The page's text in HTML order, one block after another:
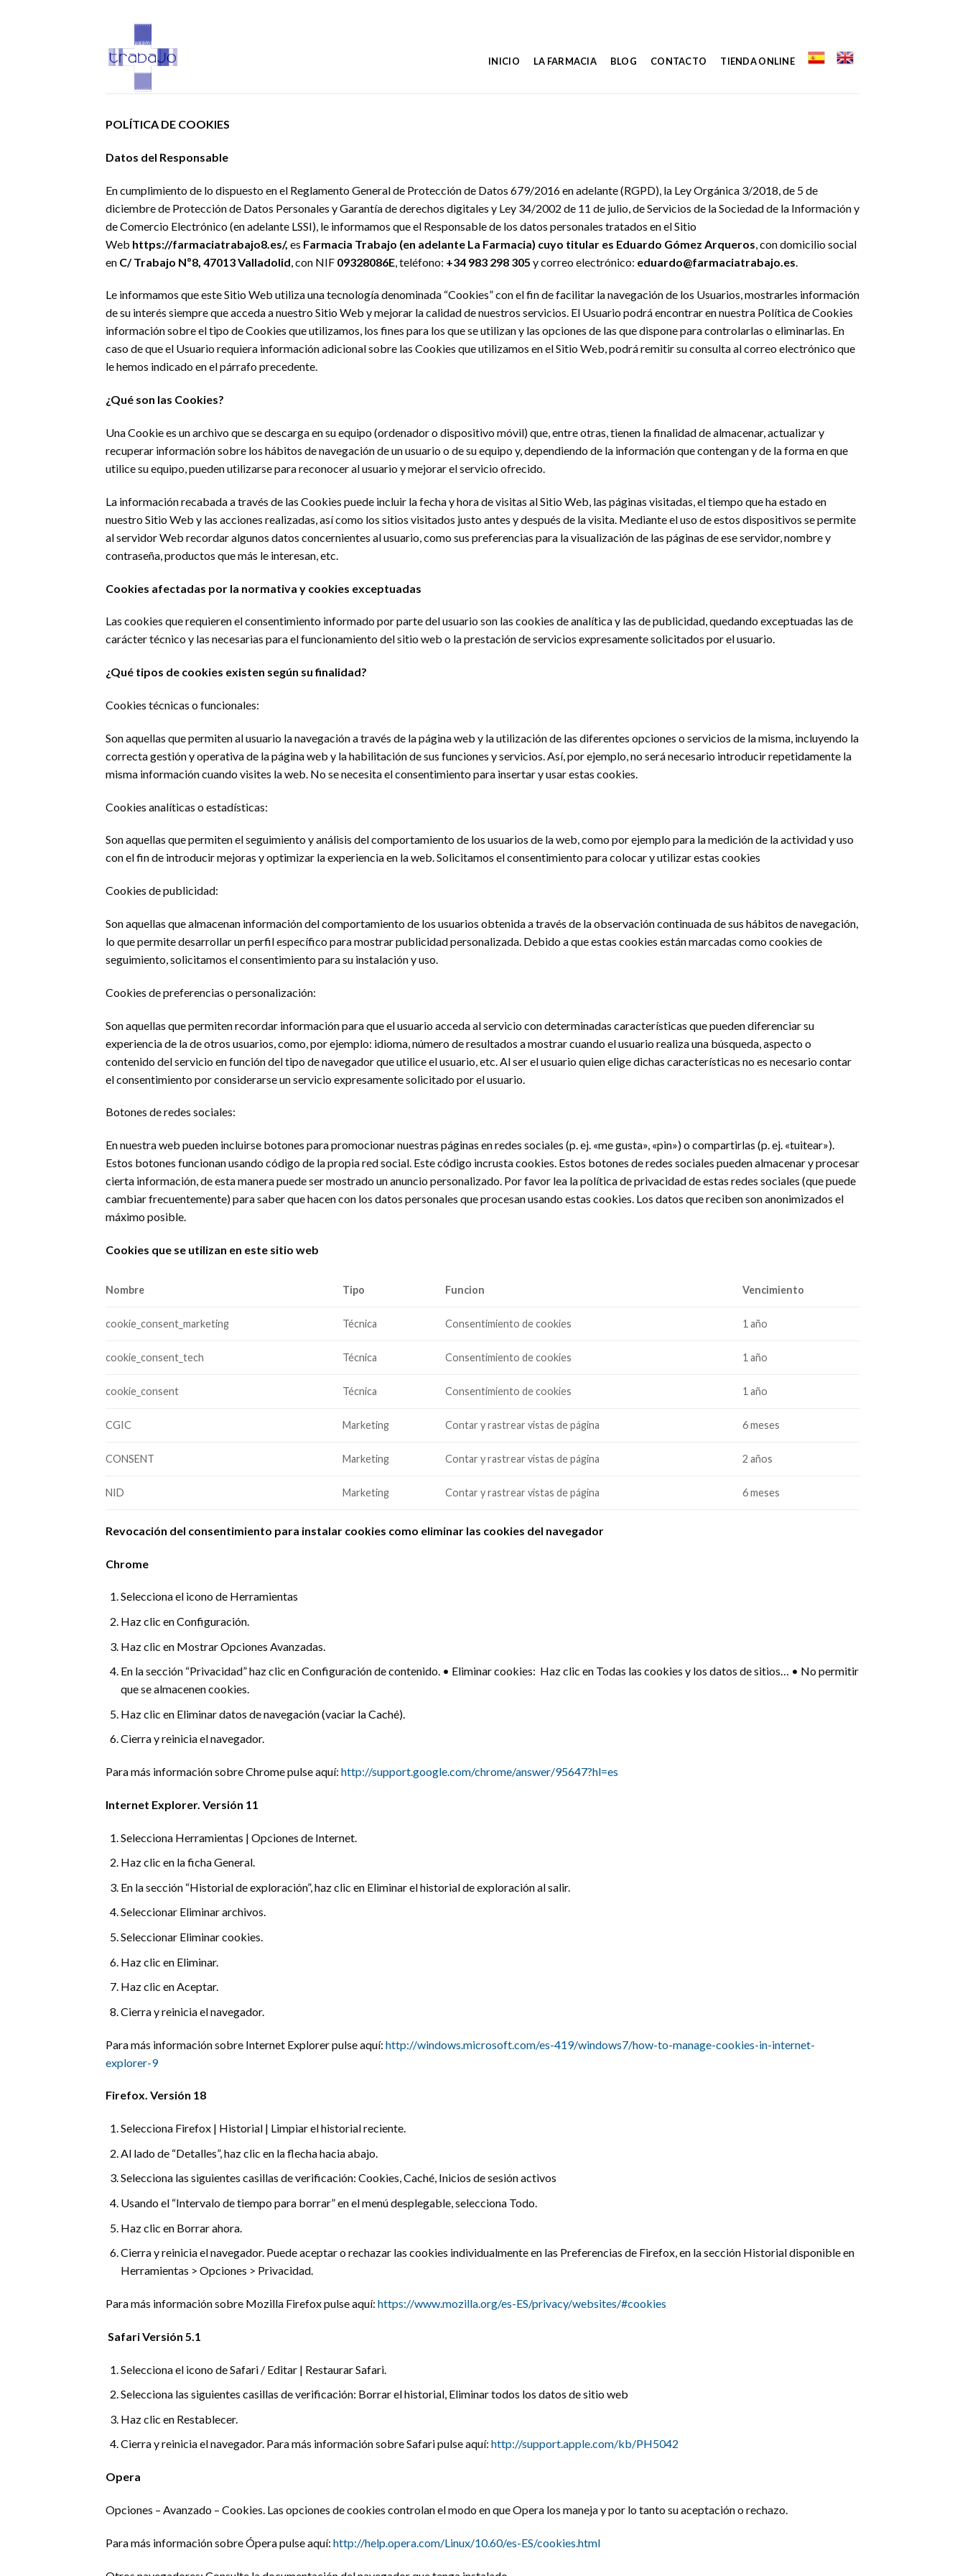
INICIO LA FARMACIA BLOG CONTACTO TIENDA ONLINE
POLÍTICA DE COOKIES
Datos del Responsable
En cumplimiento de lo dispuesto en el Reglamento General de Protección de Datos 679/2016 en adelante (RGPD), la Ley Orgánica 3/2018, de 5 de
diciembre de Protección de Datos Personales y Garantía de derechos digitales y Ley 34/2002 de 11 de julio, de Servicios de la Sociedad de la Información y
de Comercio Electrónico (en adelante LSSI), le informamos que el Responsable de los datos personales tratados en el Sitio
Web https://farmaciatrabajo8.es/, es Farmacia Trabajo (en adelante La Farmacia) cuyo titular es Eduardo Gómez Arqueros , con domicilio social
en C/ Trabajo Nº8, 47013 Valladolid , con NIF 09328086E , teléfono: +34 983 298 305 y correo electrónico: eduardo@farmaciatrabajo.es
Le informamos que este Sitio Web utiliza una tecnología denominada “Cookies” con el fin de facilitar la navegación de los Usuarios, mostrarles información
de su interés siempre que acceda a nuestro Sitio Web y mejorar la calidad de nuestros servicios. El Usuario podrá encontrar en nuestra Política de Cookies
información sobre el tipo de Cookies que utilizamos, los fines para los que se utilizan y las opciones de las que dispone para controlarlas o eliminarlas. En
caso de que el Usuario requiera información adicional sobre las Cookies que utilizamos en el Sitio Web, podrá remitir su consulta al correo electrónico que
le hemos indicado en el párrafo precedente.
¿Qué son las Cookies?
Una Cookie es un archivo que se descarga en su equipo (ordenador o dispositivo móvil) que, entre otras, tienen la finalidad de almacenar, actualizar y
recuperar información sobre los hábitos de navegación de un usuario o de su equipo y, dependiendo de la información que contengan y de la forma en que
utilice su equipo, pueden utilizarse para reconocer al usuario y mejorar el servicio ofrecido.
La información recabada a través de las Cookies puede incluir la fecha y hora de visitas al Sitio Web, las páginas visitadas, el tiempo que ha estado en
nuestro Sitio Web y las acciones realizadas, así como los sitios visitados justo antes y después de la visita. Mediante el uso de estos dispositivos se permite
al servidor Web recordar algunos datos concernientes al usuario, como sus preferencias para la visualización de las páginas de ese servidor, nombre y
contraseña, productos que más le interesan, etc.
Cookies afectadas por la normativa y cookies exceptuadas
Las cookies que requieren el consentimiento informado por parte del usuario son las cookies de analítica y las de publicidad, quedando exceptuadas las de
carácter técnico y las necesarias para el funcionamiento del sitio web o la prestación de servicios expresamente solicitados por el usuario.
¿Qué tipos de cookies existen según su finalidad?
Cookies técnicas o funcionales:
Son aquellas que permiten al usuario la navegación a través de la página web y la utilización de las diferentes opciones o servicios de la misma, incluyendo la
correcta gestión y operativa de la página web y la habilitación de sus funciones y servicios. Así, por ejemplo, no será necesario introducir repetidamente la
misma información cuando visites la web. No se necesita el consentimiento para insertar y usar estas cookies.
Cookies analíticas o estadísticas:
Son aquellas que permiten el seguimiento y análisis del comportamiento de los usuarios de la web, como por ejemplo para la medición de la actividad y uso
con el fin de introducir mejoras y optimizar la experiencia en la web. Solicitamos el consentimiento para colocar y utilizar estas cookies
Cookies de publicidad:
Son aquellas que almacenan información del comportamiento de los usuarios obtenida a través de la observación continuada de sus hábitos de navegación,
lo que permite desarrollar un perfil específico para mostrar publicidad personalizada. Debido a que estas cookies están marcadas como cookies de
seguimiento, solicitamos el consentimiento para su instalación y uso.
Cookies de preferencias o personalización:
Son aquellas que permiten recordar información para que el usuario acceda al servicio con determinadas características que pueden diferenciar su
experiencia de la de otros usuarios, como, por ejemplo: idioma, número de resultados a mostrar cuando el usuario realiza una búsqueda, aspecto o
contenido del servicio en función del tipo de navegador que utilice el usuario, etc. Al ser el usuario quien elige dichas características no es necesario contar
el consentimiento por considerarse un servicio expresamente solicitado por el usuario.
Botones de redes sociales:
En nuestra web pueden incluirse botones para promocionar nuestras páginas en redes sociales (p. ej. «me gusta», «pin») o compartirlas (p. ej. «tuitear»).
Estos botones funcionan usando código de la propia red social. Este código incrusta cookies. Estos botones de redes sociales pueden almacenar y procesar
cierta información, de esta manera puede ser mostrado un anuncio personalizado. Por favor lea la política de privacidad de estas redes sociales (que puede
cambiar frecuentemente) para saber que hacen con los datos personales que procesan usando estas cookies. Los datos que reciben son anonimizados el
máximo posible.
Cookies que se utilizan en este sitio web
Nombre Tipo Funcion Vencimiento
cookie_consent_marketing Técnica Consentimiento de cookies 1 año
cookie_consent_tech Técnica Consentimiento de cookies 1 año
cookie_consent Técnica Consentimiento de cookies 1 año
CGIC Marketing Contar y rastrear vistas de página 6 meses
CONSENT Marketing Contar y rastrear vistas de página 2 años
NID Marketing Contar y rastrear vistas de página 6 meses
Revocación del consentimiento para instalar cookies como eliminar las cookies del navegador
Chrome
Selecciona el icono de Herramientas
Haz clic en Configuración.
Haz clic en Mostrar Opciones Avanzadas.
En la sección “Privacidad” haz clic en Configuración de contenido. • Eliminar cookies: Haz clic en Todas las cookies y los datos de sitios… • No permitir
que se almacenen cookies.
Haz clic en Eliminar datos de navegación (vaciar la Caché).
Cierra y reinicia el navegador.
Para más información sobre Chrome pulse aquí: http://support.google.com/chrome/answer/95647?hl=es
Internet Explorer. Versión 11
Selecciona Herramientas | Opciones de Internet.
Haz clic en la ficha General.
En la sección “Historial de exploración”, haz clic en Eliminar el historial de exploración al salir.
Seleccionar Eliminar archivos.
Seleccionar Eliminar cookies.
Haz clic en Eliminar.
Haz clic en Aceptar.
Cierra y reinicia el navegador.
Para más información sobre Internet Explorer pulse aquí: http://windows.microsoft.com/es-419/windows7/how-to-manage-cookies-in-internet-
explorer-9
Firefox. Versión 18
Selecciona Firefox | Historial | Limpiar el historial reciente.
Al lado de “Detalles”, haz clic en la flecha hacia abajo.
Selecciona las siguientes casillas de verificación: Cookies, Caché, Inicios de sesión activos
Usando el “Intervalo de tiempo para borrar” en el menú desplegable, selecciona Todo.
Haz clic en Borrar ahora.
Cierra y reinicia el navegador. Puede aceptar o rechazar las cookies individualmente en las Preferencias de Firefox, en la sección Historial disponible en
Herramientas > Opciones > Privacidad.
Para más información sobre Mozilla Firefox pulse aquí: https://www.mozilla.org/es-ES/privacy/websites/#cookies
Safari Versión 5.1
Selecciona el icono de Safari / Editar | Restaurar Safari.
Selecciona las siguientes casillas de verificación: Borrar el historial, Eliminar todos los datos de sitio web
Haz clic en Restablecer.
Cierra y reinicia el navegador. Para más información sobre Safari pulse aquí: http://support.apple.com/kb/PH5042
Opera
Opciones – Avanzado – Cookies. Las opciones de cookies controlan el modo en que Opera los maneja y por lo tanto su aceptación o rechazo.
Para más información sobre Ópera pulse aquí: http://help.opera.com/Linux/10.60/es-ES/cookies.html